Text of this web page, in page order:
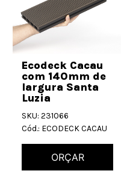
Ecodeck Cacau
com 140mm de
largura Santa
Luzia
SKU: 231066
Cód.: ECODECK CACAU
ORÇAR